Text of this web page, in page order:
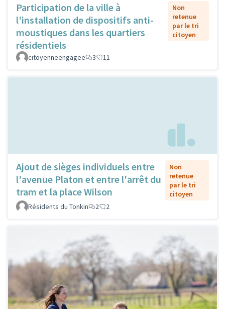
Participation de la ville à
l'installation de dispositifs anti-
moustiques dans les quartiers
résidentiels
Non
retenue
par le tri
citoyen
citoyenneengagee 3 11
Ajout de sièges individuels entre
l'avenue Platon et entre l'arrêt du
tram et la place Wilson
Non
retenue
par le tri
citoyen
Résidents du Tonkin
2 2